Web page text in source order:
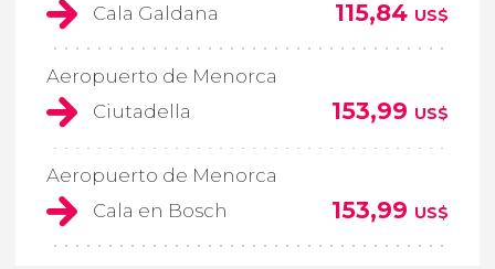
Cala Galdana
115,84 US$
Aeropuerto de Menorca
Ciutadella
153,99 US$
Aeropuerto de Menorca
Cala en Bosch
153,99 US$